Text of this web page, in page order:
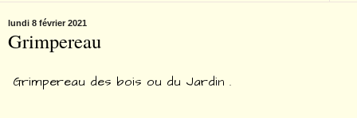
lundi 8 février 2021
Grimpereau
Grimpereau des bois ou du Jardin .